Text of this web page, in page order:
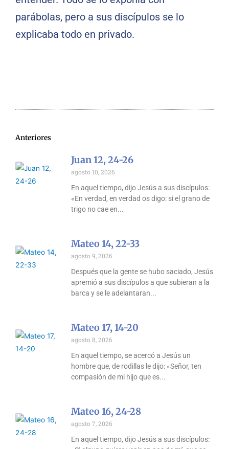
parábolas, pero a sus discípulos se lo
explicaba todo en privado.
Anteriores
Juan 12, 24-26
agosto 10, 2026
En aquel tiempo, dijo Jesús a sus discípulos:
«En verdad, en verdad os digo: si el grano de
trigo no cae en
Mateo 14, 22-33
agosto 9, 2026
Después que la gente se hubo saciado, Jesús
apremió a sus discípulos a que subieran a la
barca y se le adelantaran
Mateo 17, 14-20
agosto 8, 2026
En aquel tiempo, se acercó a Jesús un
hombre que, de rodillas le dijo: «Señor, ten
compasión de mi hijo que es
Mateo 16, 24-28
agosto 7, 2026
En aquel tiempo, dijo Jesús a sus discípulos: